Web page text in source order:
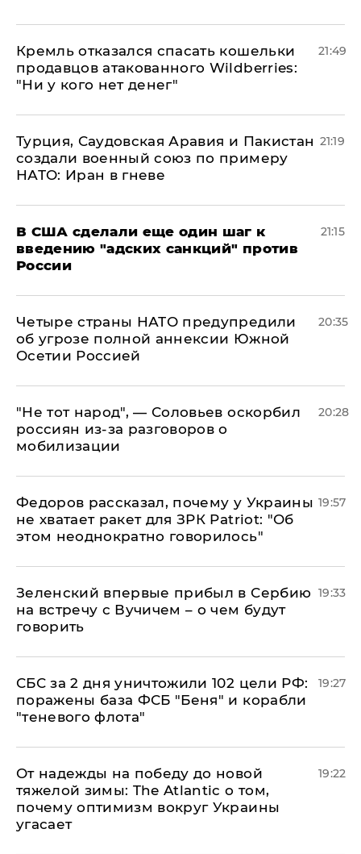
Кремль отказался спасать кошельки
продавцов атакованного Wildberries:
"Ни у кого нет денег"
21:49
Турция, Саудовская Аравия и Пакистан
создали военный союз по примеру
НАТО: Иран в гневе
21:19
В США сделали еще один шаг к
введению "адских санкций" против
России
21:15
Четыре страны НАТО предупредили
об угрозе полной аннексии Южной
Осетии Россией
20:35
​"Не тот народ", — Соловьев оскорбил
россиян из-за разговоров о
мобилизации
20:28
Федоров рассказал, почему у Украины
не хватает ракет для ЗРК Patriot: "Об
этом неоднократно говорилось"
19:57
Зеленский впервые прибыл в Сербию
на встречу с Вучичем – о чем будут
говорить
19:33
СБС за 2 дня уничтожили 102 цели РФ:
поражены база ФСБ "Беня" и корабли
"теневого флота"
19:27
От надежды на победу до новой
тяжелой зимы: The Atlantic о том,
почему оптимизм вокруг Украины
угасает
19:22